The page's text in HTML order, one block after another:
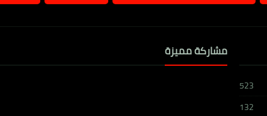
523
132
مشاركة مميزة